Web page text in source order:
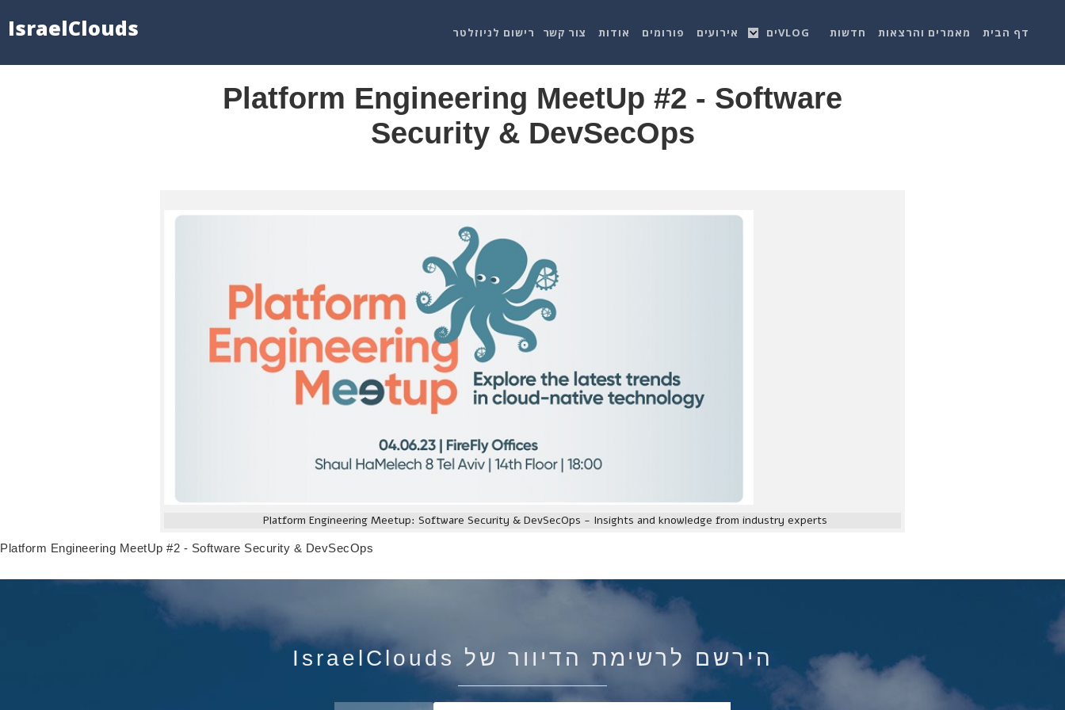
IsraelClouds דף הבית מאמרים והרצאות חדשות VLOGים אירועים פורומים אודות צור קשר רישום לניוזלטר
Platform Engineering MeetUp #2 - Software
Security & DevSecOps
Platform Engineering Meetup: Software Security & DevSecOps - Insights and knowledge from industry experts
Platform Engineering MeetUp #2 - Software Security & DevSecOps
הירשם לרשימת הדיוור של IsraelClouds